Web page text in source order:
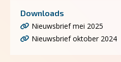
Downloads
Nieuwsbrief mei 2025
Nieuwsbrief oktober 2024